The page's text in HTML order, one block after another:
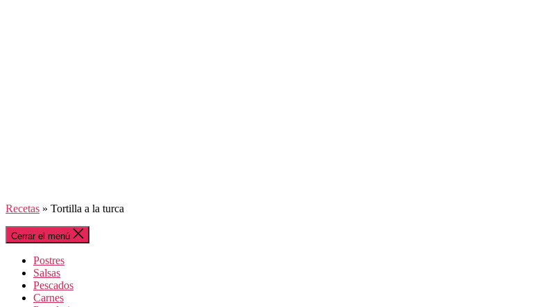
Recetas » Tortilla a la turca
Cerrar el menú
Postres
Salsas
Pescados
Carnes